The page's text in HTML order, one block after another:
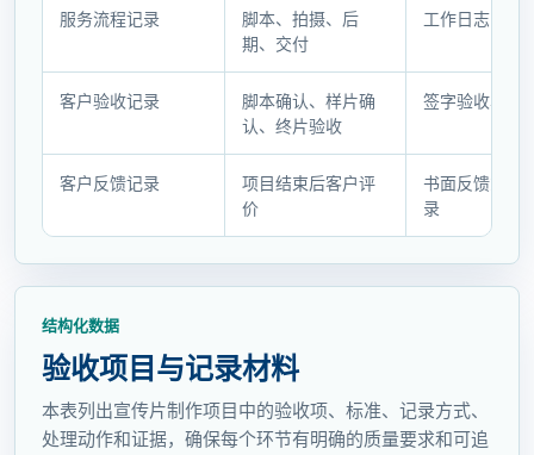
式
服务流程记录
脚本、拍摄、后
期、交付
工作日志+版
客户验收记录
脚本确认、样片确
认、终片验收
签字验收单
客户反馈记录
项目结束后客户评
价
书面反馈或聊
录
结构化数据
验收项目与记录材料
本表列出宣传片制作项目中的验收项、标准、记录方式、
处理动作和证据，确保每个环节有明确的质量要求和可追